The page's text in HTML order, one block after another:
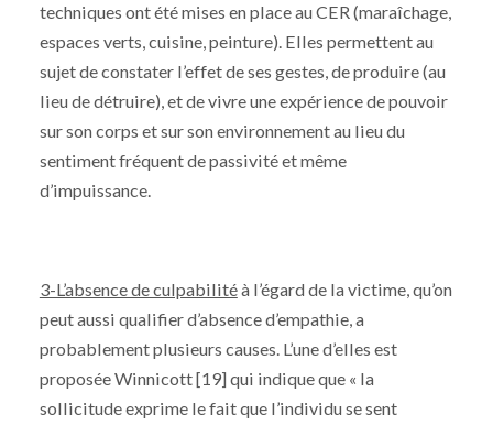
techniques ont été mises en place au CER (maraîchage,
espaces verts, cuisine, peinture). Elles permettent au
sujet de constater l’effet de ses gestes, de produire (au
lieu de détruire), et de vivre une expérience de pouvoir
sur son corps et sur son environnement au lieu du
sentiment fréquent de passivité et même
d’impuissance.
3-L’absence de culpabilitéà l’égard de la victime, qu’on
peut aussi qualifier d’absence d’empathie, a
probablement plusieurs causes. L’une d’elles est
proposée Winnicott [19] qui indique que « la
sollicitude exprime le fait que l’individu se sent